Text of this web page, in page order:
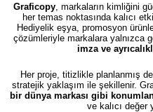
Graficopy , markaların kimliğini
her temas noktasında kalıcı
Hediyelik eşya, promosyon
çözümleriyle markalara yalnızca
imza ve
Her proje, titizlikle planlanmış
stratejik yaklaşım ile şekillenir.
bir dünya markası gibi
ve kalıcı değer